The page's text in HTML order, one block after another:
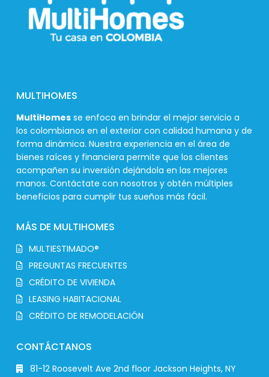
MULTIHOMES
MultiHomes se enfoca en brindar el mejor servicio a
los colombianos en el exterior con calidad humana y de
forma dinámica. Nuestra experiencia en el área de
bienes raíces y financiera permite que los clientes
acompañen su inversión dejándola en las mejores
manos. Contáctate con nosotros y obtén múltiples
beneficios para cumplir tus sueños más fácil.
MÁS DE MULTIHOMES
MULTIESTIMADO®
PREGUNTAS FRECUENTES
CRÉDITO DE VIVIENDA
LEASING HABITACIONAL
CRÉDITO DE REMODELACIÓN
CONTÁCTANOS
81-12 Roosevelt Ave 2nd floor Jackson Heights, NY